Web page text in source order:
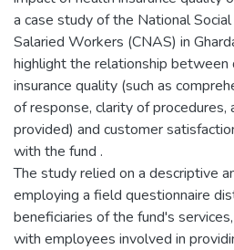
a case study of the National
Salaried Workers (CNAS) in
highlight the relationship between
insurance quality (such as
of response, clarity of procedures,
provided) and customer
with the fund .
The study relied on a descriptive
employing a field questionnaire
beneficiaries of the fund's
with employees involved in